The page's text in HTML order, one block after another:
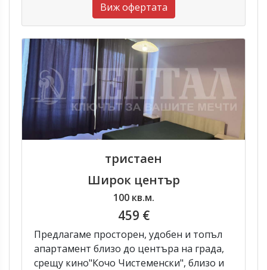
Виж офертата
тристаен
Широк център
100 кв.м.
459 €
Предлагаме просторен, удобен и топъл
апартамент близо до центъра на града,
срещу кино"Кочо Чистеменски", близо и